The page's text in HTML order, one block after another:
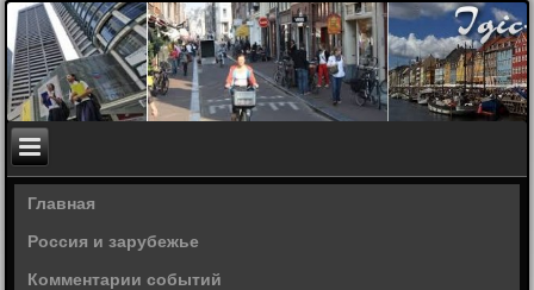
Главная
Россия и зарубежье
Комментарии событий